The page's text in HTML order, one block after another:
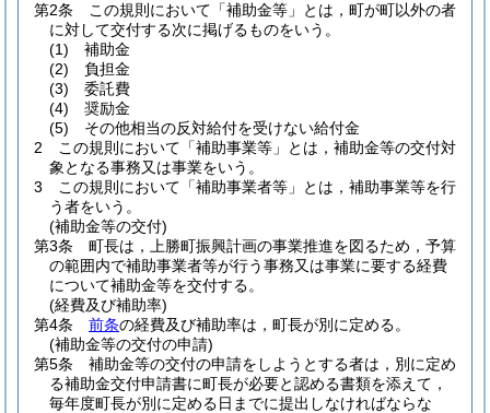
第2条
この規則において「補助金等」とは，町が町以外の者
に対して交付する次に掲げるものをいう。
(1)
補助金
(2)
負担金
(3)
委託費
(4)
奨励金
(5)
その他相当の反対給付を受けない給付金
2
この規則において「補助事業等」とは，補助金等の交付対
象となる事務又は事業をいう。
3
この規則において「補助事業者等」とは，補助事業等を行
う者をいう。
(補助金等の交付)
第3条
町長は，上勝町振興計画の事業推進を図るため，予算
の範囲内で補助事業者等が行う事務又は事業に要する経費
について補助金等を交付する。
(経費及び補助率)
第4条
前条の経費及び補助率は，町長が別に定める。
(補助金等の交付の申請)
第5条
補助金等の交付の申請をしようとする者は，別に定め
る補助金交付申請書に町長が必要と認める書類を添えて，
毎年度町長が別に定める日までに提出しなければならな